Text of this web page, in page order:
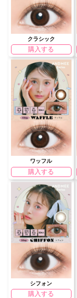
クラシック
購入する
ワッフル
購入する
シフォン
購入する